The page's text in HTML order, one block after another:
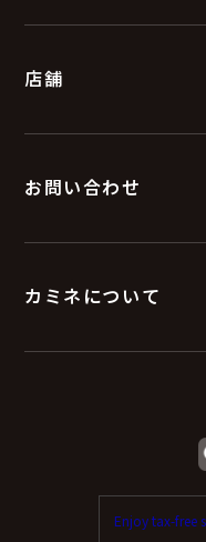
（５）個人情報
取得した個人情報の
置にて個人情報の取
果
個人情報を与えるこ
は、お問い合わせ内
（７）保有個人
せ窓口について
店舗
お問い合わせ
カミネについて
Enjoy tax-free